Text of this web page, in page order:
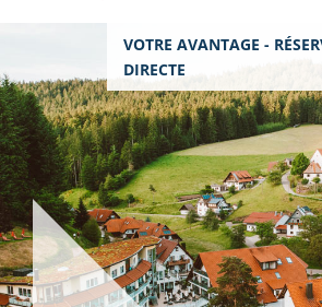
VOTRE AVANTAGE -
DIRECTE